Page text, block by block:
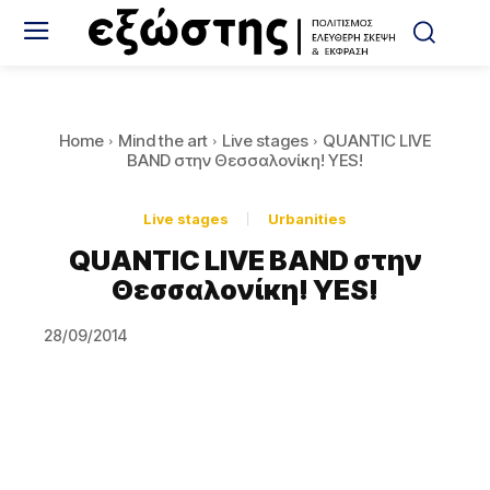
Home Mind the art Live stages
QUANTIC LIVE
BAND στην Θεσσαλονίκη! YES!
Live stages Urbanities
QUANTIC LIVE BAND στην
Θεσσαλονίκη! YES!
28/09/2014